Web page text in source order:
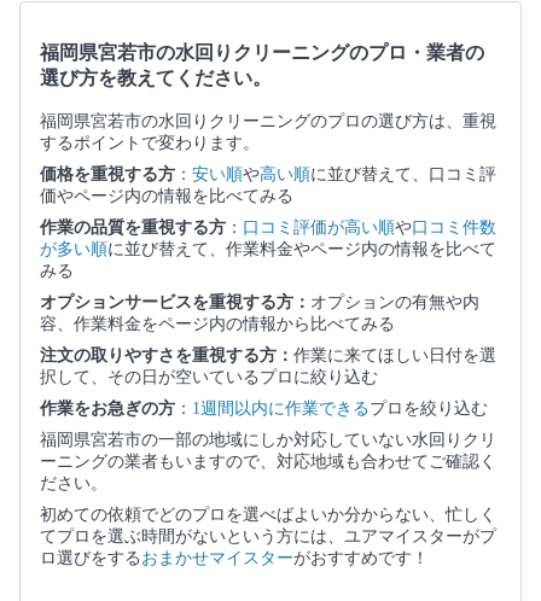
福岡県宮若市の水回りクリーニングのプロ・業者の
選び方を教えてください。
福岡県宮若市の水回りクリーニングのプロの選び方は、重視
するポイントで変わります。
価格を重視する方 ： 安い順や高い順に並び替えて、口コミ評
価やページ内の情報を比べてみる
作業の品質を重視する方 ： 口コミ評価が高い順や口コミ件数
が多い順に並び替えて、作業料金やページ内の情報を比べて
みる
オプションサービスを重視する方： オプションの有無や内
容、作業料金をページ内の情報から比べてみる
注文の取りやすさを重視する方： 作業に来てほしい日付を選
択して、その日が空いているプロに絞り込む
作業をお急ぎの方 ： 1週間以内に作業できるプロを絞り込む
福岡県宮若市の一部の地域にしか対応していない水回りクリ
ーニングの業者もいますので、対応地域も合わせてご確認く
ださい。
初めての依頼でどのプロを選べばよいか分からない、忙しく
てプロを選ぶ時間がないという方には、ユアマイスターがプ
ロ選びをする おまかせマイスターがおすすめです！